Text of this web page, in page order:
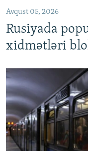
Avqust 05, 2026
Rusiyada
xidmətləri